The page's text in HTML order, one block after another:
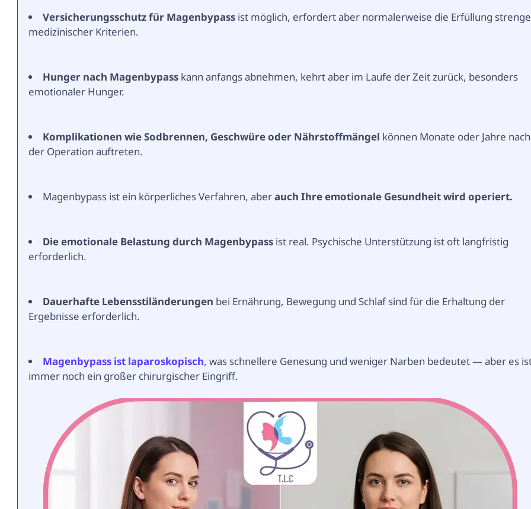
Versicherungsschutz für Magenbypass ist möglich, erfordert aber normalerweise die Erfüllung
medizinischer Kriterien.
Hunger nach Magenbypass kann anfangs abnehmen, kehrt aber im Laufe der Zeit zurück, besonders
emotionaler Hunger.
Komplikationen wie Sodbrennen, Geschwüre oder Nährstoffmängel können Monate oder Jahre nach
der Operation auftreten.
Magenbypass ist ein körperliches Verfahren, aberauch Ihre emotionale Gesundheit wird operiert.
Die emotionale Belastung durch Magenbypass ist real. Psychische Unterstützung ist oft langfristig
erforderlich.
Dauerhafte Lebensstiländerungen bei Ernährung, Bewegung und Schlaf sind für die Erhaltung der
Ergebnisse erforderlich.
Magenbypass ist laparoskopisch, was schnellere Genesung und weniger Narben bedeutet — aber es
immer noch ein großer chirurgischer Eingriff.